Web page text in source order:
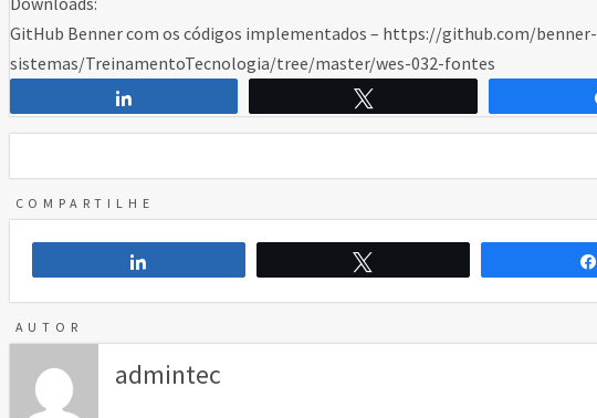
GitHub Benner com os códigos implementados – https://github.com/benner-
sistemas/TreinamentoTecnologia/tree/master/wes-032-fontes
COMPARTILHE
AUTOR
admintec